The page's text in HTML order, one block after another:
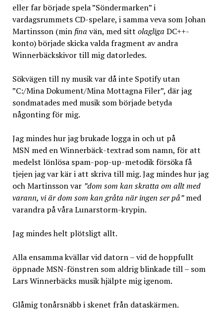
eller far började spela ”Söndermarken” i
vardagsrummets CD-spelare, i samma veva som Johan
Martinsson (min fina vän, med sitt olagliga DC++-
konto) började skicka valda fragment av andra
Winnerbäckskivor till mig datorledes.
Sökvägen till ny musik var då inte Spotify utan
”C:/Mina Dokument/Mina Mottagna Filer”, där jag
sondmatades med musik som började betyda
någonting för mig.
Jag mindes hur jag brukade logga in och ut på
MSN med en Winnerbäck-textrad som namn, för att
medelst lönlösa spam-pop-up-metodik försöka få
tjejen jag var kär i att skriva till mig. Jag mindes hur jag
och Martinsson var ”dom som kan skratta om allt med
varann, vi är dom som kan gråta när ingen ser på”med
varandra på våra Lunarstorm-krypin.
Jag mindes helt plötsligt allt.
Alla ensamma kvällar vid datorn – vid de hoppfullt
öppnade MSN-fönstren som aldrig blinkade till – som
Lars Winnerbäcks musik hjälpte mig igenom.
Glåmig tonårsnäbb i skenet från dataskärmen.